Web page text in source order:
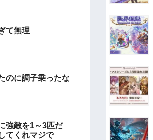
て無理
のに調子乗ったな
強敵を1～3匹だ
てくれマジで